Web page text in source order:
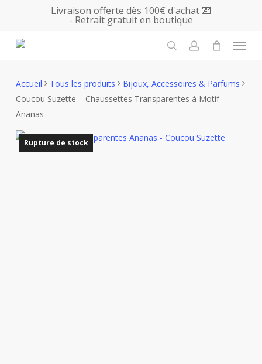
main
Livraison offerte dès 100€ d'achat 💌
- Retrait gratuit en boutique
Menu
Accueil Tous les produits
Bijoux, Accessoires & Parfums
Coucou Suzette – Chaussettes Transparentes à Motif
Ananas
Rupture de stock